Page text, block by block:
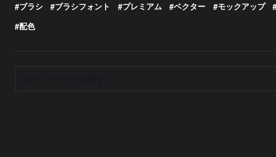
ブラシ
ブラシフォント プレミアム ベクター モックアップ
配色